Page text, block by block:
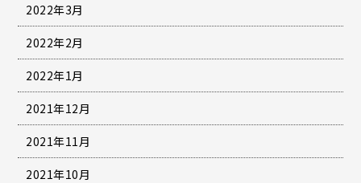
2022年3月
2022年2月
2022年1月
2021年12月
2021年11月
2021年10月